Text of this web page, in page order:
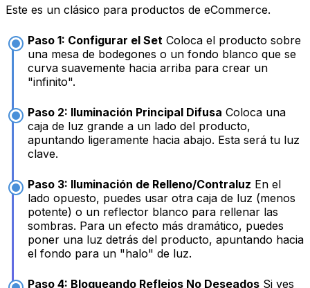
Este es un clásico para productos de eCommerce.
Paso 1: Configurar el Set Coloca el producto sobre
una mesa de bodegones o un fondo blanco que se
curva suavemente hacia arriba para crear un
"infinito".
Paso 2: Iluminación Principal Difusa Coloca una
caja de luz grande a un lado del producto,
apuntando ligeramente hacia abajo. Esta será tu luz
clave.
Paso 3: Iluminación de Relleno/Contraluz En el
lado opuesto, puedes usar otra caja de luz (menos
potente) o un reflector blanco para rellenar las
sombras. Para un efecto más dramático, puedes
poner una luz detrás del producto, apuntando hacia
el fondo para un "halo" de luz.
Paso 4: Bloqueando Reflejos No Deseados Si ves